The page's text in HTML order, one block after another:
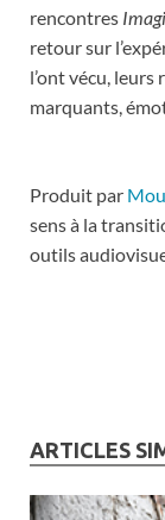
rencontres
retour sur
l’ont vécu,
marquants,
Produit par
sens à la
outils
ARTICLES